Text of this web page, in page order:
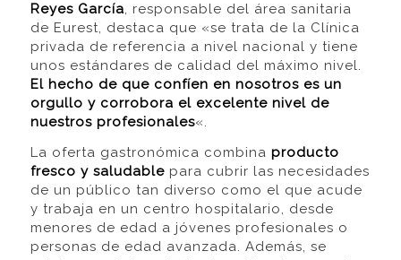
Reyes García, responsable del área sanitaria
de Eurest, destaca que «se trata de la Clínica
privada de referencia a nivel nacional y tiene
unos estándares de calidad del máximo nivel.
El hecho de que confíen en nosotros es un
orgullo y corrobora el excelente nivel de
nuestros profesionales«.
La oferta gastronómica combina producto
fresco y saludablepara cubrir las necesidades
de un público tan diverso como el que acude
y trabaja en un centro hospitalario, desde
menores de edad a jóvenes profesionales o
personas de edad avanzada. Además, se